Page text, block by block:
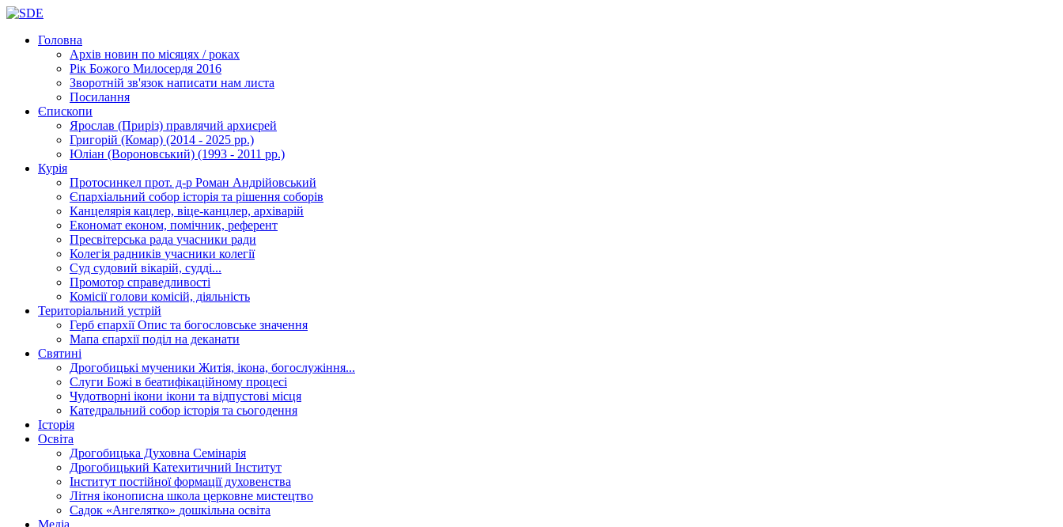
Головна
Архів новин по місяцях / роках
Рік Божого Милосердя 2016
Зворотній зв'язок написати нам листа
Посилання
Єпископи
Ярослав (Приріз) правлячий архиєрей
Григорій (Комар) (2014 - 2025 рр.)
Юліан (Вороновський) (1993 - 2011 рр.)
Курія
Протосинкел прот. д-р Роман Андрійовський
Єпархіальний собор історія та рішення соборів
Канцелярія кацлер, віце-канцлер, архіварій
Економат економ, помічник, референт
Пресвітерська рада учасники ради
Колегія радників учасники колегії
Суд судовий вікарій, судді...
Промотор справедливості
Комісіїголови комісій, діяльність
Територіальний устрій
Герб єпархіїОпис та богословське значення
Мапа єпархіїподіл на деканати
Святині
Дрогобицькі мученики Житія, ікона, богослужіння...
Слуги Божі в беатифікаційному процесі
Чудотворні ікони ікони та відпустові місця
Катедральний собор історія та сьогодення
Історія
Освіта
Дрогобицька Духовна Семінарія
Дрогобицький Катехитичний Інститут
Інститут постійної формації духовенства
Літня іконописна школа церковне мистецтво
Садок «Ангелятко» дошкільна освіта
Медіа